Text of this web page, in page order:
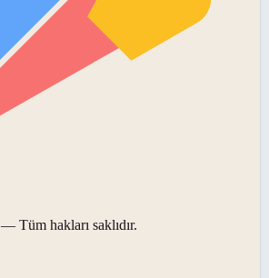
— Tüm hakları saklıdır.